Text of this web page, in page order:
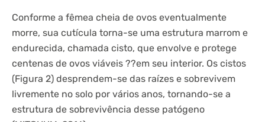
Conforme a fêmea cheia de ovos eventualmente
morre, sua cutícula torna-se uma estrutura marrom e
endurecida, chamada cisto, que envolve e protege
centenas de ovos viáveis ??em seu interior. Os cistos
(Figura 2) desprendem-se das raízes e sobrevivem
livremente no solo por vários anos, tornando-se a
estrutura de sobrevivência desse patógeno